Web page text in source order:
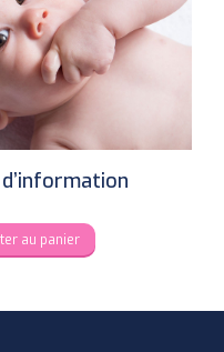
product
page
au panier